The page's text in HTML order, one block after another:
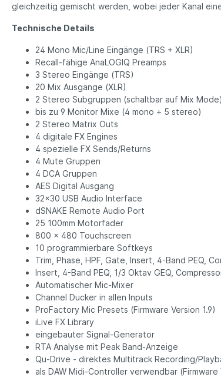
gleichzeitig gemischt werden, wobei jeder Kanal
Technische Details
24 Mono Mic/Line Eingänge (TRS + XLR)
Recall-fähige AnaLOGIQ Preamps
3 Stereo Eingänge (TRS)
20 Mix Ausgänge (XLR)
2 Stereo Subgruppen (schaltbar auf Mix Mode)
bis zu 9 Monitor Mixe (4 mono + 5 stereo)
2 Stereo Matrix Outs
4 digitale FX Engines
4 spezielle FX Sends/Returns
4 Mute Gruppen
4 DCA Gruppen
AES Digital Ausgang
32x30 USB Audio Interface
dSNAKE Remote Audio Port
25 100mm Motorfader
800 x 480 Touchscreen
10 programmierbare Softkeys
Trim, Phase, HPF, Gate, Insert, 4-Band PEQ,
Insert, 4-Band PEQ, 1/3 Oktav GEQ,
Automatischer Mic-Mixer
Channel Ducker in allen Inputs
ProFactory Mic Presets (Firmware Version 1.9)
iLive FX Library
eingebauter Signal-Generator
RTA Analyse mit Peak Band-Anzeige
Qu-Drive - direktes Multitrack Recording/
als DAW Midi-Controller verwendbar (Firmware